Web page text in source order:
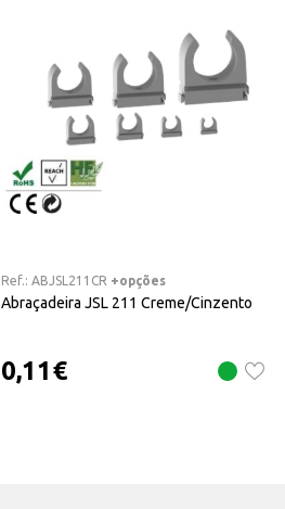
Ref.: ABJSL211CR +opções
Abraçadeira JSL 211 Creme/Cinzento
0,11€